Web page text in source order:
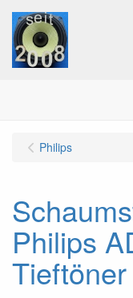
Philips
Philips
Tieftöner